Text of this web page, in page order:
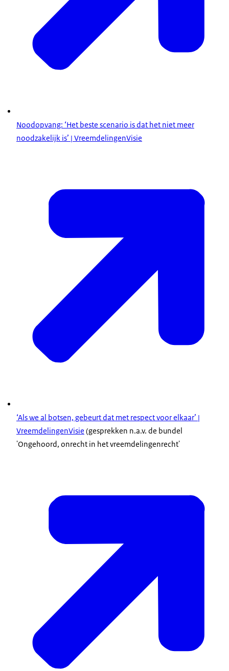
Noodopvang: ‘Het beste scenario is dat het niet meer
noodzakelijk is’ | VreemdelingenVisie
‘Als we al botsen, gebeurt dat met respect voor elkaar’ |
VreemdelingenVisie (gesprekken n.a.v. de bundel
'Ongehoord, onrecht in het vreemdelingenrecht'